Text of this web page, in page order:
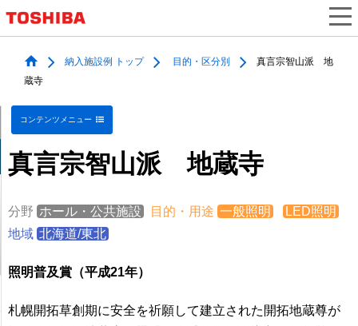
納入施設例 トップ 目的・区分別
真言宗智山派 地
蔵寺
コンテンツメニュー
真言宗智山派 地蔵寺
分野 ホール・公共施設 目的・用途 一般照明
LED照明
地域 北海道/東北
照明普及賞（平成21年）
札幌開拓草創期に安全を祈願して建立された開拓地蔵尊が